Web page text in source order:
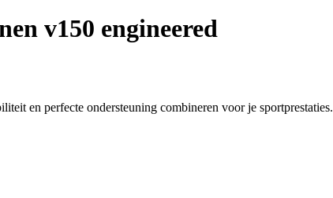
v150 engineered
en perfecte ondersteuning combineren voor je sportprestaties.